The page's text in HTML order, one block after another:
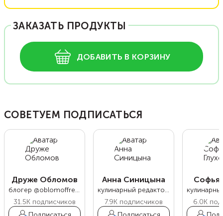
ЗАКАЗАТЬ ПРОДУКТЫ
ДОБАВИТЬ В КОРЗИНУ
СОВЕТУЕМ ПОДПИСАТЬСЯ
Друже Обломов
блогер @oblomoffrecipe
31.5K подписчиков
Анна Синицына
кулинарный редактор Food.ru
7.9K подписчиков
Софья
6.0K